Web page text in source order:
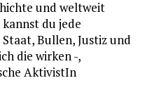
und weltweit
du jede
Bullen, Justiz und
die wirken -,
AktivistIn